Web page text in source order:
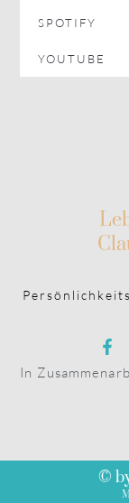
In
SPOTIFY
YOUTUBE
©